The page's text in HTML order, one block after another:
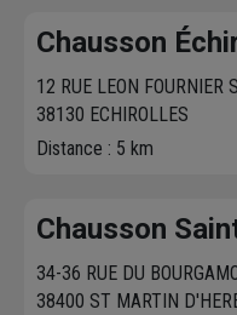
livraison. Bonus :
Nous livrons jusqu'au
7ème étage.
Chausson
12 RUE LEON FOURNIER
38130 ECHIROLLES
Distance : 5 km
Chausson
34-36 RUE DU
38400 ST MARTIN